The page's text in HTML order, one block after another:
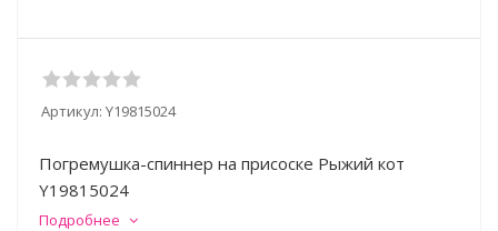
Артикул: Y19815024
Погремушка-спиннер на присоске Рыжий кот
Y19815024
Подробнее